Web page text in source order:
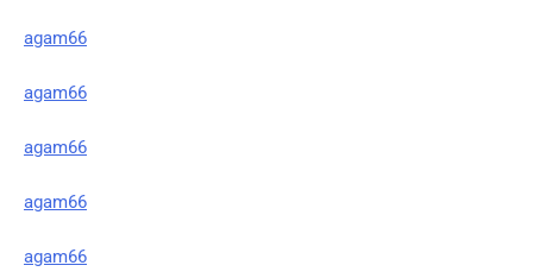
agam66
agam66
agam66
agam66
agam66